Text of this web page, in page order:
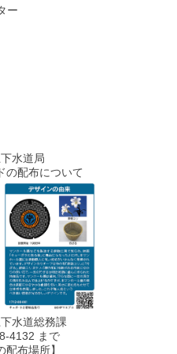
ー
水道局
の配布について
水道総務課
4132 まで
配布場所】